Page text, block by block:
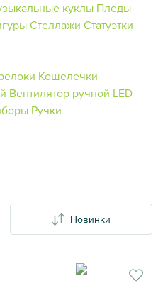
Новинки
куклы Пледы
Стеллажи Статуэтки
Кошелечки
Вентилятор ручной LED
Ручки